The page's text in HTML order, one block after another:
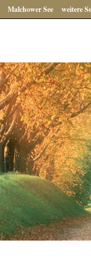
Malchower See weitere